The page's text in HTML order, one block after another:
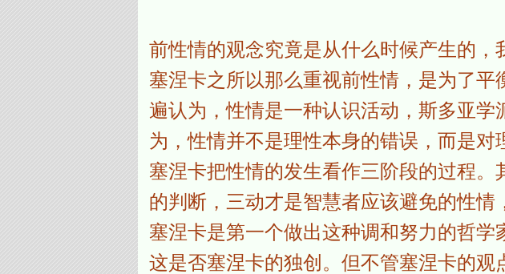
前性情的观念究竟是从什么时候产生的，
塞涅卡之所以那么重视前性情，是为了
遍认为，性情是一种认识活动，斯多亚
为，性情并不是理性本身的错误，而是对
塞涅卡把性情的发生看作三阶段的过程
的判断，三动才是智慧者应该避免的性
塞涅卡是第一个做出这种调和努力的哲
这是否塞涅卡的独创。但不管塞涅卡的